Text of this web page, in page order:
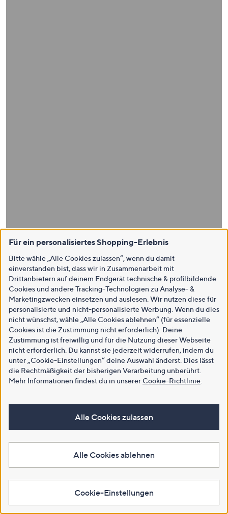
Für ein personalisiertes Shopping-Erlebnis
Bitte wähle „Alle Cookies zulassen“, wenn du damit
einverstanden bist, dass wir in Zusammenarbeit mit
Drittanbietern auf deinem Endgerät technische & profilbildende
Cookies und andere Tracking-Technologien zu Analyse- &
Marketingzwecken einsetzen und auslesen. Wir nutzen diese für
personalisierte und nicht-personalisierte Werbung. Wenn du dies
nicht wünschst, wähle „Alle Cookies ablehnen“ (für essenzielle
Cookies ist die Zustimmung nicht erforderlich). Deine
Zustimmung ist freiwillig und für die Nutzung dieser Webseite
nicht erforderlich. Du kannst sie jederzeit widerrufen, indem du
unter „Cookie-Einstellungen“ deine Auswahl änderst. Dies lässt
die Rechtmäßigkeit der bisherigen Verarbeitung unberührt.
Mehr Informationen findest du in unsererCookie-Richtlinie
Alle Cookies zulassen
Alle Cookies ablehnen
Cookie-Einstellungen